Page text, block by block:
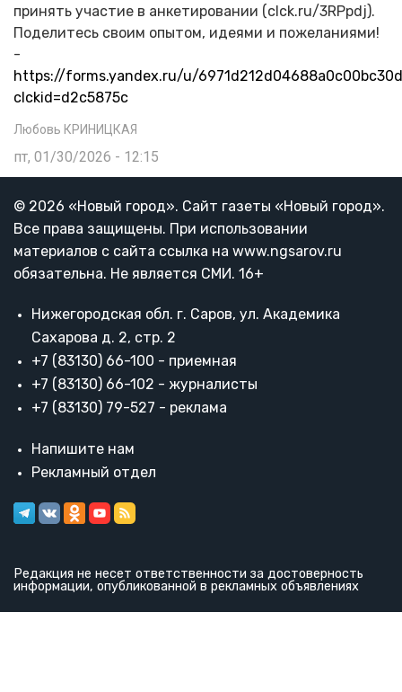
принять участие в анкетировании (clck.ru/3RPpdj).
Поделитесь своим опытом, идеями и пожеланиями!
-
https://forms.yandex.ru/u/
clckid=d2c5875c
Любовь КРИНИЦКАЯ
пт, 01/30/2026 - 12:15
© 2026 «Новый город». Cайт газеты «Новый город».
Все права защищены. При использовании
материалов с сайта ссылка на www.ngsarov.ru
обязательна. Не является СМИ. 16+
Нижегородская обл. г. Саров, ул. Академика
Сахарова д. 2, стр. 2
+7 (83130) 66-100 - приемная
+7 (83130) 66-102 - журналисты
+7 (83130) 79-527 - реклама
Напишите нам
Рекламный отдел
Редакция не несет ответственности за достоверность
информации, опубликованной в рекламных объявлениях